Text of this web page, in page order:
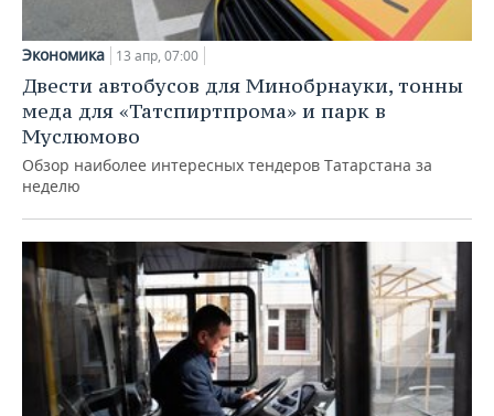
Экономика 13 апр, 07:00
Двести автобусов для Минобрнауки, тонны
меда для «Татспиртпрома» и парк в
Муслюмово
Обзор наиболее интересных тендеров Татарстана за
неделю